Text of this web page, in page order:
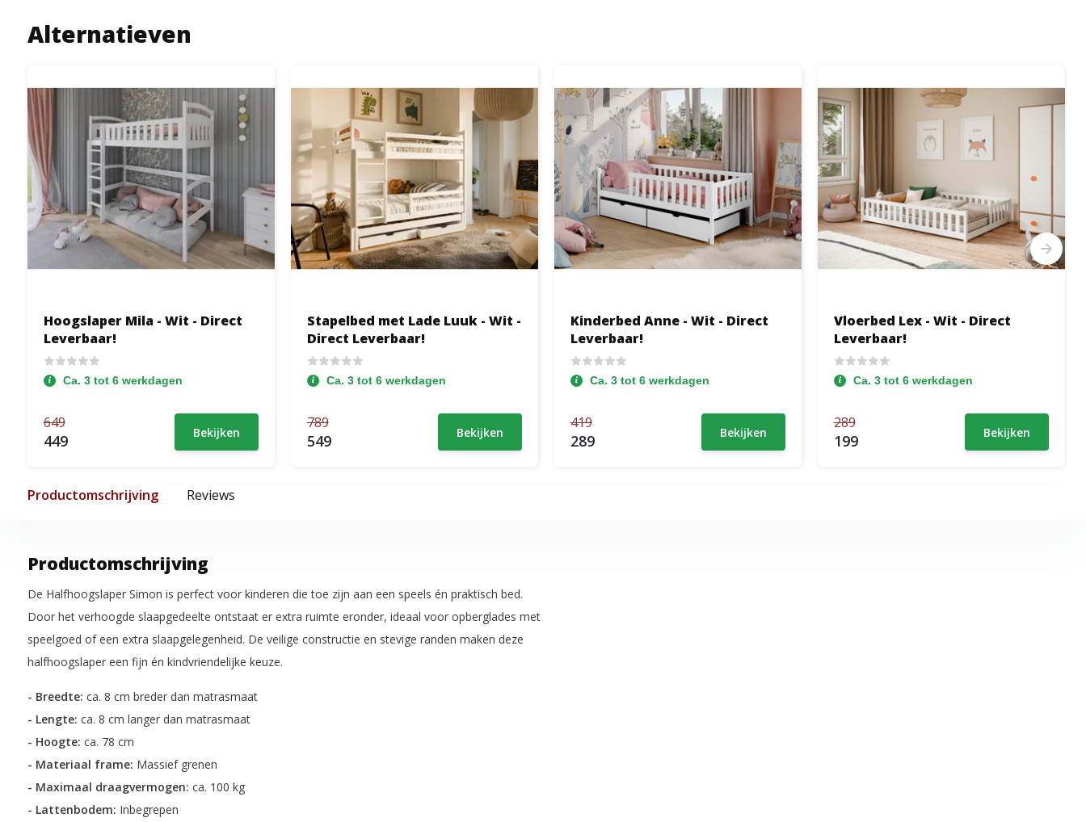
Alternatieven
Hoogslaper Mila - Wit - Direct
Leverbaar!
Ca. 3 tot 6 werkdagen
649
449 Bekijken
Stapelbed met Lade Luuk - Wit -
Direct Leverbaar!
Ca. 3 tot 6 werkdagen
789
549 Bekijken
Kinderbed Anne - Wit - Direct
Leverbaar!
Ca. 3 tot 6 werkdagen
419
289 Bekijken
Vloerbed Lex - Wit - Direct
Leverbaar!
Ca. 3 tot 6 werkdagen
289
199 Bekijken
Productomschrijving Reviews
Productomschrijving
De Halfhoogslaper Simon is perfect voor kinderen die toe zijn aan een speels én praktisch bed.
Door het verhoogde slaapgedeelte ontstaat er extra ruimte eronder, ideaal voor opberglades met
speelgoed of een extra slaapgelegenheid. De veilige constructie en stevige randen maken deze
halfhoogslaper een fijn én kindvriendelijke keuze.
- Breedte: ca. 8 cm breder dan matrasmaat
- Lengte: ca. 8 cm langer dan matrasmaat
- Hoogte: ca. 78 cm
- Materiaal frame: Massief grenen
- Maximaal draagvermogen: ca. 100 kg
- Lattenbodem: Inbegrepen